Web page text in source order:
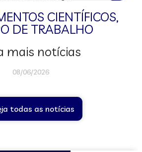
CIENTÍFICOS,
DE TRABALHO
mais notícias
08/06/2026
todas as notícias